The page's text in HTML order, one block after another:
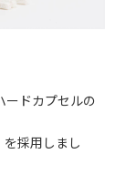
ードカプセルの
採用しまし